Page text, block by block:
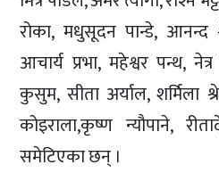
रोका, मधुसूदन पान्डे, आनन्द
आचार्य प्रभा, महेश्वर पन्थ,
कुसुम, सीता अर्याल, शर्मिला
कोइराला,कृष्ण न्यौपाने,
समेटिएका छन् ।